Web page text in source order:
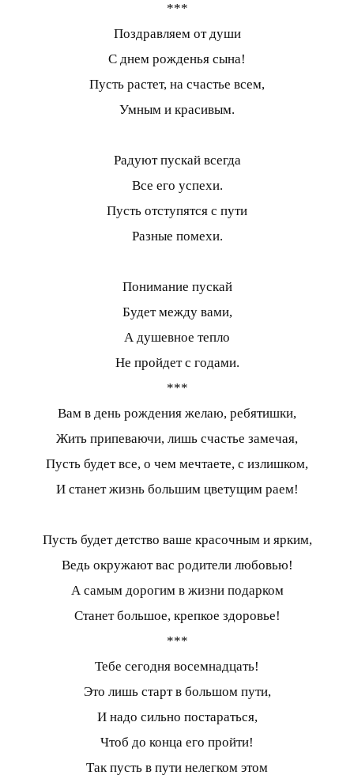
***
Поздравляем от души
С днем рожденья сына!
Пусть растет, на счастье всем,
Умным и красивым.
Радуют пускай всегда
Все его успехи.
Пусть отступятся с пути
Разные помехи.
Понимание пускай
Будет между вами,
А душевное тепло
Не пройдет с годами.
***
Вам в день рождения желаю, ребятишки,
Жить припеваючи, лишь счастье замечая,
Пусть будет все, о чем мечтаете, с излишком,
И станет жизнь большим цветущим раем!
Пусть будет детство ваше красочным и ярким,
Ведь окружают вас родители любовью!
А самым дорогим в жизни подарком
Станет большое, крепкое здоровье!
***
Тебе сегодня восемнадцать!
Это лишь старт в большом пути,
И надо сильно постараться,
Чтоб до конца его пройти!
Так пусть в пути нелегком этом